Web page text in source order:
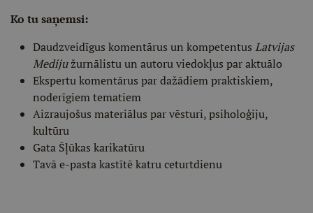
Ko tu saņemsi:
Daudzveidīgus komentārus un kompetentus Latvijas
Medijužurnālistu un autoru viedokļus par aktuālo
Ekspertu komentārus par dažādiem praktiskiem,
noderīgiem tematiem
Aizraujošus materiālus par vēsturi, psiholoģiju,
kultūru
Gata Šļūkas karikatūru
Tavā e-pasta kastītē katru ceturtdienu